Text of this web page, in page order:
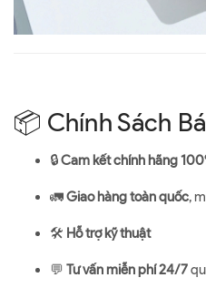
📦 Chính Sách
🔒Cam kết chính hãng
🚛Giao hàng toàn quốc,
🛠 Hỗ trợ kỹ thuật
💬 Tư vấn miễn phí 24/7